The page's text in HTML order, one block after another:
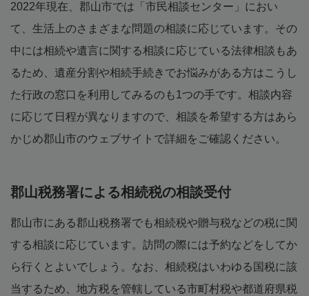
2022年現在、郡山市では「市民相談センター」におい
て、生活上のさまざまな問題の相談に応じています。その
中には相続や遺言に関する相談に応じている法律相談もあ
るため、遺産分割や相続手続きでお悩みがある方はこうし
た行政の窓口を利用してみるのも1つの手です。相談内容
に応じて日程が異なりますので、相談を希望する方はあら
かじめ郡山市のウェブサイトで詳細をご確認ください。
郡山税務署による相続税の相談受付
郡山市にある郡山税務署でも相続税や贈与税などの税に関
する相談に応じています。訪問の際には予約などをしてか
ら行くとよいでしょう。なお、相続税はいわゆる国税に該
当するため、地方税を管轄している市町村税や都道府県税